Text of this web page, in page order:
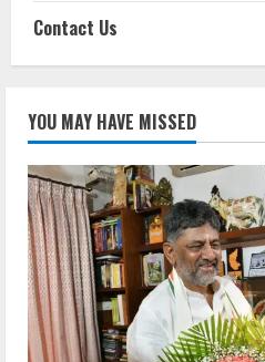
Contact Us
YOU MAY HAVE MISSED